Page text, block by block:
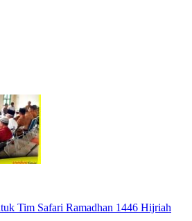
Tim Safari Ramadhan 1446 Hijriah